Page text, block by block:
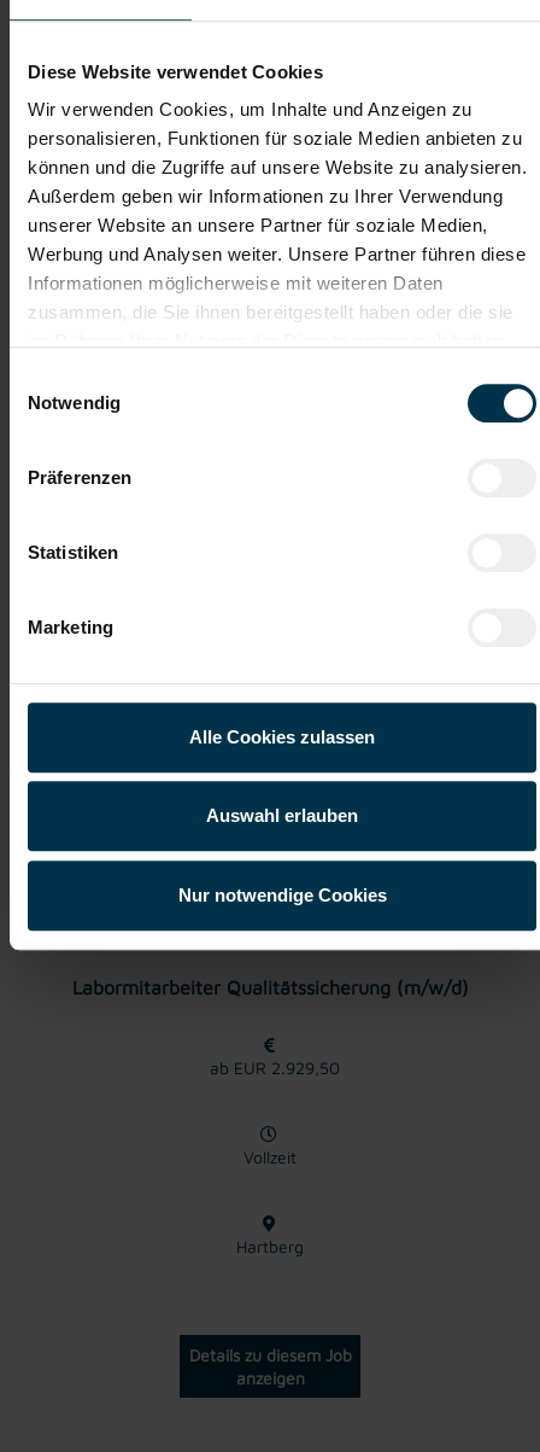
Diese Website verwendet Cookies
Wir verwenden Cookies, um Inhalte und Anzeigen zu
personalisieren, Funktionen für soziale Medien anbieten zu
können und die Zugriffe auf unsere Website zu analysieren.
Außerdem geben wir Informationen zu Ihrer Verwendung
unserer Website an unsere Partner für soziale Medien,
Werbung und Analysen weiter. Unsere Partner führen diese
Informationen möglicherweise mit weiteren Daten
zusammen, die Sie ihnen bereitgestellt haben oder die sie
Notwendig
Präferenzen
Statistiken
Marketing
Alle Cookies zulassen
Auswahl erlauben
Nur notwendige Cookies
Gehalt
Kollektivvertragliches Mindestgehalt EUR 2.464,50 brutto
monatlich. Überzahlung auf Grund von Qualifikation und
Berufserfahrung möglich.
TTI AUSTRIA
Hinter jedem Erfolg steckt ein Talent.
zu finden, aber genau das ist unser Ziel: Einen Arbeitsplatz zu
finden, der genau den Vorstellungen, Bedürfnissen und
Bereichen. Jetzt bewerben und Traumjob finden! Wir freuen
uns auf ein Kennenlernen!
besten Jobberatung
in der regionalen Wirtschaft
mit nur 1 Bewerbung
Soziale Absicherung durch
Fairnessabkommen
Tolle Aus- und
sowie Aufstiegsmöglichkeiten
Weitere interessante Jobmöglichkeiten
Labormitarbeiter Qualitätssicherung (m/w/d)
ab EUR 2.929,50
Vollzeit
Hartberg
Details zu diesem Job
anzeigen